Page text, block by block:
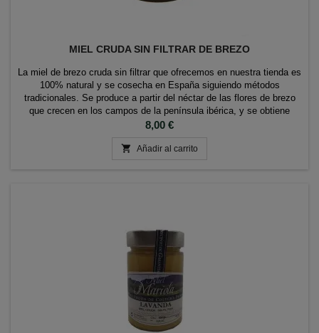
MIEL CRUDA SIN FILTRAR DE BREZO
La miel de brezo cruda sin filtrar que ofrecemos en nuestra tienda es
100% natural y se cosecha en España siguiendo métodos
tradicionales. Se produce a partir del néctar de las flores de brezo
que crecen en los campos de la península ibérica, y se obtiene
directamente del panal sin someterse a ningún proceso de filtrado o
Precio
8,00 €
 Añadir al carrito